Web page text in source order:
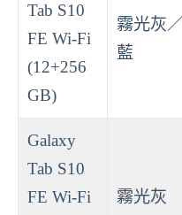
Tab S10
FE Wi-Fi
(12+256
GB)
霧光灰／
藍
Galaxy
Tab S10
FE Wi-Fi
霧光灰